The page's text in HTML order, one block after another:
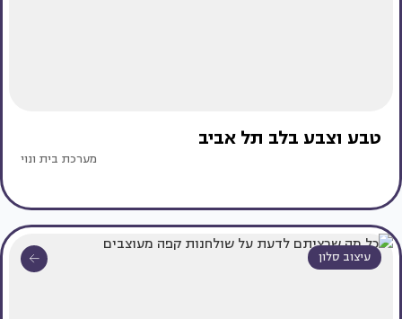
טבע וצבע בלב תל אביב
מערכת בית ונוי
עיצוב סלון